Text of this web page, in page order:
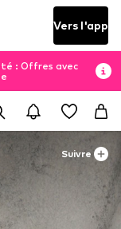
Vers l'app
: Offres avec
Suivre